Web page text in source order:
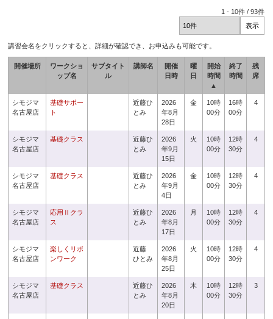
1 - 10件 /93件
講習会名をクリックすると、詳細が確認でき、お申込みも可能です。
開催場所
ワークショ
ップ名
サブタイト
ル
講師名
開催
日時
曜
日
開始
時間
▲
終了
時間
残
席
シモジマ
名古屋店
基礎サポー
ト
近藤ひ
とみ
2026
年8月
28日
金
10時
00分
16時
00分
4
シモジマ
名古屋店
基礎クラス
近藤ひ
とみ
2026
年9月
15日
火
10時
00分
12時
30分
4
シモジマ
名古屋店
基礎クラス
近藤ひ
とみ
2026
年9月
4日
金
10時
00分
12時
30分
4
シモジマ
名古屋店
応用Ⅱクラ
ス
近藤ひ
とみ
2026
年8月
17日
月
10時
00分
12時
30分
4
シモジマ
名古屋店
楽しくリボ
ンワーク
近藤
ひとみ
2026
年8月
25日
火
10時
00分
12時
30分
4
シモジマ
名古屋店
基礎クラス
近藤ひ
とみ
2026
年8月
20日
木
10時
00分
12時
30分
3